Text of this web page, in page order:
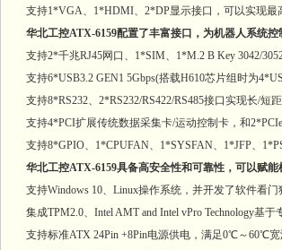
支持1*VGA、1*HDMI、2*DP显示接口，可以实现最
华北工控ATX-6159配置了丰富接口，为机器人系统
支持2*千兆RJ45网口、1*SIM、1*M.2 B Key 3042/
支持6*USB3.2 GEN1 5Gbps(搭载H610芯片组时为
支持8*RS232、2*RS232/RS422/RS485接口实现长/短
支持4*PCI扩展传统数据采集卡/运动控制卡，和2*PCIe
支持8*GPIO、1*CPUFAN、1*SYSFAN、1*JFP、
华北工控ATX-6159具备高安全性和可靠性，可以赋
支持Windows 10、Linux操作系统，并开发了软件看门
集成TPM2.0、Intel AMT and Intel vPro Technology基
支持标准ATX 24Pin +8Pin电源供电，满足0℃～60℃宽